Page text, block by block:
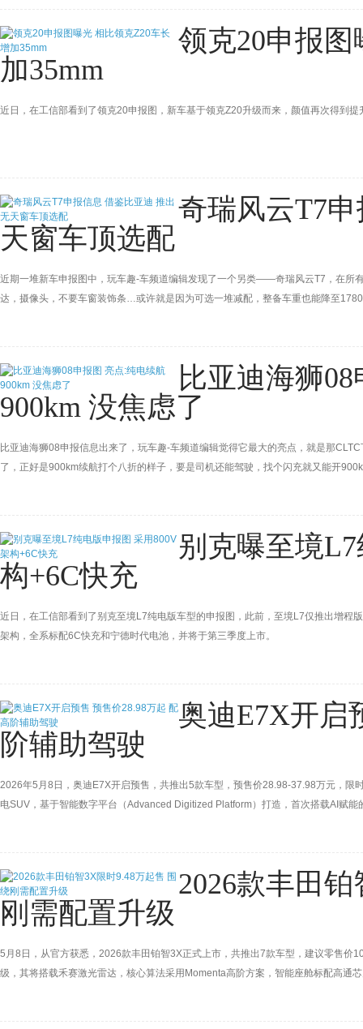
领克20申报
加35mm
近日，在工信部看到了领克20申报图，新车基于领克Z20升级而来，颜值再次得到提
奇瑞风云T7
天窗车顶选配
近期一堆新车申报图中，玩车趣-车频道编辑发现了一个另类——奇瑞风云T7，在所
达，摄像头，不要车窗装饰条…或许就是因为可选一堆减配，整备车重也能降至
比亚迪海狮
900km 没焦虑了
比亚迪海狮08申报信息出来了，玩车趣-车频道编辑觉得它最大的亮点，就是那
了，正好是900km续航打个八折的样子，要是司机还能驾驶，找个闪充就又能开
别克曝至境
构+6C快充
近日，在工信部看到了别克至境L7纯电版车型的申报图，此前，至境L7仅推出增
架构，全系标配6C快充和宁德时代电池，并将于第三季度上市。
奥迪E7X开启
阶辅助驾驶
2026年5月8日，奥迪E7X开启预售，共推出5款车型，预售价28.98-37.98万元，
电SUV，基于智能数字平台（Advanced Digitized Platform）打造，首次搭载AI赋
2026款丰田
刚需配置升级
5月8日，从官方获悉，2026款丰田铂智3X正式上市，共推出7款车型，建议零售
级，其将搭载禾赛激光雷达，核心算法采用Momenta高阶方案，智能座舱标配高通